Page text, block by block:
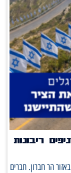
ריבונות
הר חברון. חברים